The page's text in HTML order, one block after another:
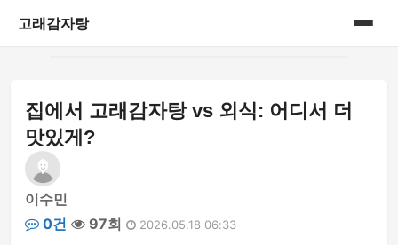
고래감자탕
게시판
집에서 고래감자탕 vs 외식: 어디서 더
맛있게?
이수민
0건
97회 2026.05.18 06:33